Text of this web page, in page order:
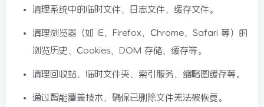
06/11更新
更新
清理系统中的临时文件、日志文件、缓存文件。
清理浏览器（如 IE、Firefox、Chrome、Safari 等）的
浏览历史、Cookies、DOM 存储、缓存等。
清理回收站、临时文件夹、索引服务、缩略图缓存等。
通过智能覆盖技术，确保已删除文件无法被恢复。